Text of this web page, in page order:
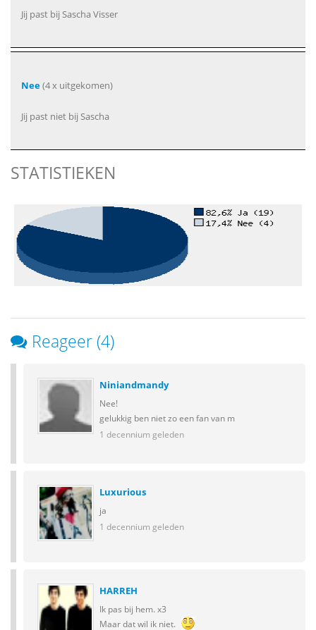
Jij past bij Sascha Visser
Nee(4 x uitgekomen)
Jij past niet bij Sascha
STATISTIEKEN
Reageer (4)
Niniandmandy
Nee!
gelukkig ben niet zo een fan van m
1 decennium geleden
Luxurious
ja
1 decennium geleden
HARREH
Ik pas bij hem. x3
Maar dat wil ik niet.